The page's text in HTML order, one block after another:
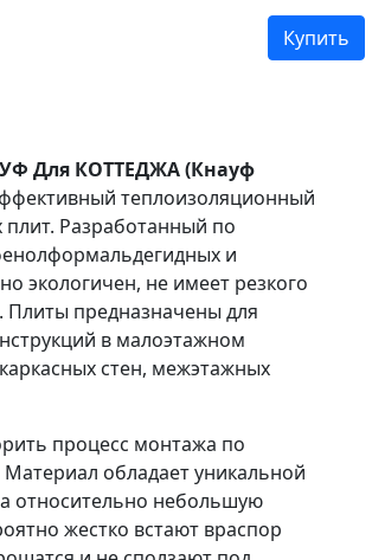
Купить
Для КОТТЕДЖА (Кнауф
теплоизоляционный
Разработанный по
и
экологичен, не имеет резкого
Плиты предназначены для
в малоэтажном
стен, межэтажных
процесс монтажа по
обладает уникальной
относительно небольшую
жестко встают враспор